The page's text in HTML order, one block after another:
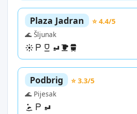
Plaza Jadran
⭐ 4.4/5
🌊 Šljunak
Podbrig
⭐ 3.3/5
🌊 Pijesak